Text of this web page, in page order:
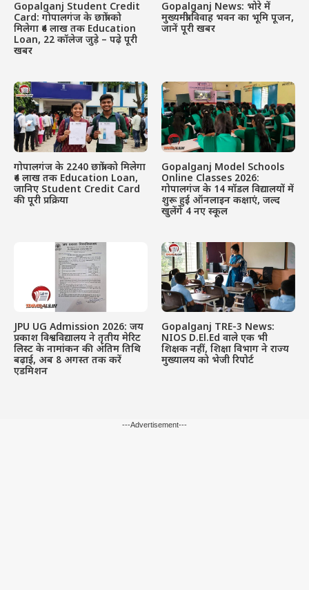
Gopalganj Student Credit
Card: गोपालगंज के छात्रों को
मिलेगा ₹4 लाख तक Education
Loan, 22 कॉलेज जुड़े – पढ़े पूरी
खबर
Gopalganj News: भोरे में
मुख्यमंत्री विवाह भवन का भूमि पूजन,
जानें पूरी खबर
गोपालगंज के 2240 छात्रों को मिलेगा
₹4 लाख तक Education Loan,
जानिए Student Credit Card
की पूरी प्रक्रिया
Gopalganj Model Schools
Online Classes 2026:
गोपालगंज के 14 मॉडल विद्यालयों में
शुरू हुई ऑनलाइन कक्षाएं, जल्द
खुलेंगे 4 नए स्कूल
JPU UG Admission 2026: जय
प्रकाश विश्वविद्यालय ने तृतीय मेरिट
लिस्ट के नामांकन की अंतिम तिथि
बढ़ाई, अब 8 अगस्त तक करें
एडमिशन
Gopalganj TRE-3 News:
NIOS D.El.Ed वाले एक भी
शिक्षक नहीं, शिक्षा विभाग ने राज्य
मुख्यालय को भेजी रिपोर्ट
---Advertisement---